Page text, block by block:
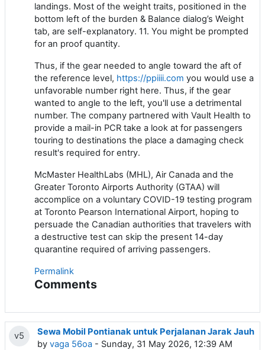
landings. Most of the weight traits, positioned in the
bottom left of the burden & Balance dialog’s Weight
tab, are self-explanatory. 11. You might be prompted
for an proof quantity.
Thus, if the gear needed to angle toward the aft of
the reference level, https://ppiiii.com you would use a
unfavorable number right here. Thus, if the gear
wanted to angle to the left, you'll use a detrimental
number. The company partnered with Vault Health to
provide a mail-in PCR take a look at for passengers
touring to destinations the place a damaging check
result's required for entry.
McMaster HealthLabs (MHL), Air Canada and the
Greater Toronto Airports Authority (GTAA) will
accomplice on a voluntary COVID-19 testing program
at Toronto Pearson International Airport, hoping to
persuade the Canadian authorities that travelers with
a destructive test can skip the present 14-day
quarantine required of arriving passengers.
Permalink
Comments
v5
Sewa Mobil Pontianak untuk Perjalanan Jarak Jauh
by vaga 56oa - Sunday, 31 May 2026, 12:39 AM